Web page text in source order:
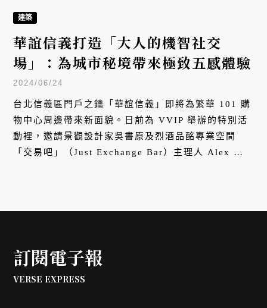
建築
華誼信義打造「大人的機智社交
場」：為城市秘境帶來極致五感體驗
2024/06/24
台北信義區門戶之鑰「華誼信義」即將為繁華 101 購
物中心周邊帶來新面貌。日前為 VVIP 舉辦的特別活
動裡，邀請景觀設計家吳書原及烈酒品酩專業空間
「交易吧」（Just Exchange Bar）主理人 Alex 精心
訂閱電子報
VERSE EXPRESS